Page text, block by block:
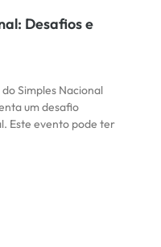
Desafios e
Simples Nacional
um desafio
Este evento pode ter